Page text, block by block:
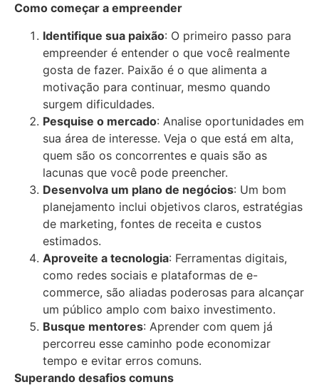
Como começar a empreender
Identifique sua paixão: O primeiro passo para
empreender é entender o que você realmente
gosta de fazer. Paixão é o que alimenta a
motivação para continuar, mesmo quando
surgem dificuldades.
Pesquise o mercado: Analise oportunidades em
sua área de interesse. Veja o que está em alta,
quem são os concorrentes e quais são as
lacunas que você pode preencher.
Desenvolva um plano de negócios: Um bom
planejamento inclui objetivos claros, estratégias
de marketing, fontes de receita e custos
estimados.
Aproveite a tecnologia: Ferramentas digitais,
como redes sociais e plataformas de e-
commerce, são aliadas poderosas para alcançar
um público amplo com baixo investimento.
Busque mentores: Aprender com quem já
percorreu esse caminho pode economizar
tempo e evitar erros comuns.
Superando desafios comuns